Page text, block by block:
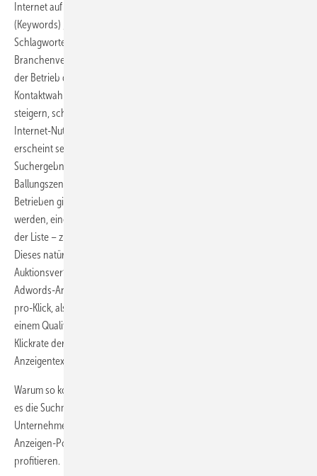
Internet auf sich aufmerksam machen und wählt die Suchbegriffe
(Keywords) „Heizung“ und „München“ aus. Unter diesen
Schlagworten findet der Interessent den Betrieb bereits im
Branchenverzeichnis. Um die Reichweite noch zu steigern, überträgt
der Betrieb diese Suchbegriffe auch auf die Suchmaschine. Um die
Kontaktwahrscheinlichkeit mit dem neuen Kunden nochmals zu
steigern, schaltet er zusätzlich eine Google Adwords Anzeige. Gibt ein
Internet-Nutzer nun genau diese Begriffe bei der Suchmaschine ein,
erscheint seine Textanzeige in der rechten Spalte der Google-
Suchergebnisseite, idealerweise an oberster Position. Da es in
Ballungszentren wie München aber eine Vielzahl von ähnlichen
Betrieben gibt, ist anzunehmen, dass alle Wettbewerber versuchen
werden, eine möglichst gute Position – also möglichst weit oben in
der Liste – zu erhalten, um vom Nutzer direkt angeklickt zu werden.
Dieses natürliche Wettbewerbsverhalten steuert Google über ein
Auktionsverfahren. Nach Angaben von Google wird die Position der
Adwords-Anzeige aus der Kombination von einem maximalen Preis-
pro-Klick, also der Preis, den der Installateur zu zahlen bereit ist, und
einem Qualitätsfaktor ermittelt. Dieser Qualitätsfaktor wird von der
Klickrate der ausgewählten Keywords (Suchbegriffe), der Relevanz des
Anzeigentextes sowie der Qualität der Zielseite bestimmt.
Warum so kompliziert? Durch diese ausgeklügelten Richtlinien macht
es die Suchmaschine gerade kleinen, eher lokal orientierten
Unternehmen möglich, trotz eines geringen Budgets eine attraktive
Anzeigen-Position zu erhalten und davon dann vertrieblich zu
profitieren.